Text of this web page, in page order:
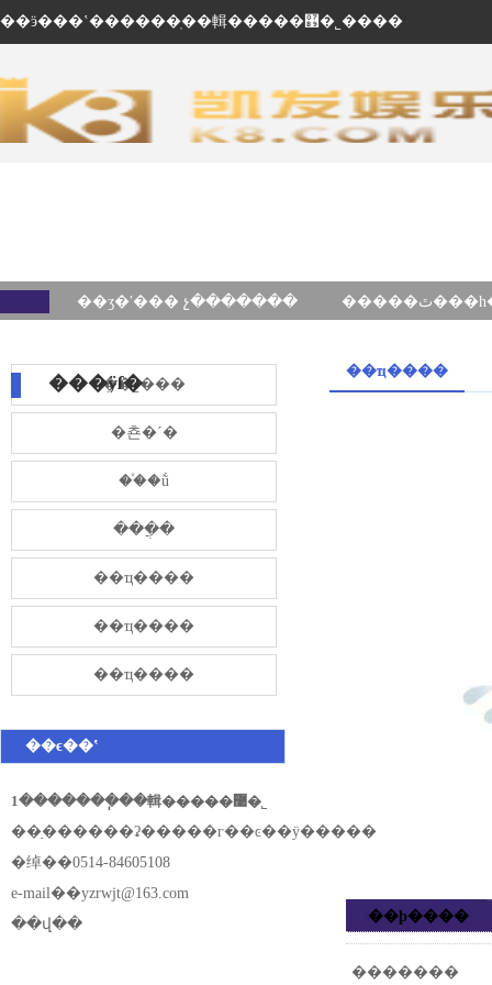
��ӭ���ʽ������ֽ��輯�����޹�˾����
��ʒ�ʹ��� չ�������
���ÿſ���˾���
�쵼�´�
��֯�ṹ
���̷ֲ�
��ҵ����
��ҵ����
��ҵ����
��ϵ��ʽ
1�������ֽ��輯�����޹�˾
��ַ������ʡ�����г��ͼ��ÿ�����
�绰��0514-84605108
e-mail��yzrwjt@163.com
��վ��
��ҵ����
��ϸ����
�������